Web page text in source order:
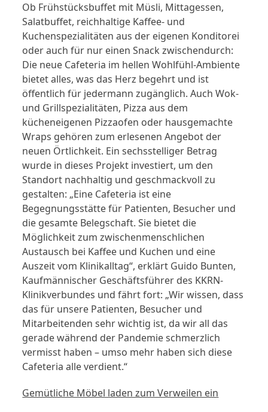
Ob Frühstücksbuffet mit Müsli, Mittagessen,
Salatbuffet, reichhaltige Kaffee- und
Kuchenspezialitäten aus der eigenen Konditorei
oder auch für nur einen Snack zwischendurch:
Die neue Cafeteria im hellen Wohlfühl-Ambiente
bietet alles, was das Herz begehrt und ist
öffentlich für jedermann zugänglich. Auch Wok-
und Grillspezialitäten, Pizza aus dem
kücheneigenen Pizzaofen oder hausgemachte
Wraps gehören zum erlesenen Angebot der
neuen Örtlichkeit. Ein sechsstelliger Betrag
wurde in dieses Projekt investiert, um den
Standort nachhaltig und geschmackvoll zu
gestalten: „Eine Cafeteria ist eine
Begegnungsstätte für Patienten, Besucher und
die gesamte Belegschaft. Sie bietet die
Möglichkeit zum zwischenmenschlichen
Austausch bei Kaffee und Kuchen und eine
Auszeit vom Klinikalltag“, erklärt Guido Bunten,
Kaufmännischer Geschäftsführer des KKRN-
Klinikverbundes und fährt fort: „Wir wissen, dass
das für unsere Patienten, Besucher und
Mitarbeitenden sehr wichtig ist, da wir all das
gerade während der Pandemie schmerzlich
vermisst haben – umso mehr haben sich diese
Cafeteria alle verdient.“
Gemütliche Möbel laden zum Verweilen ein